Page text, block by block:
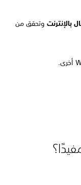
بالإنترنت وتحقق من